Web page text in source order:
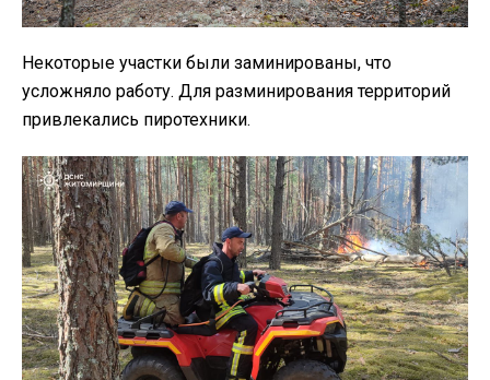
Некоторые участки были заминированы, что
усложняло работу. Для разминирования территорий
привлекались пиротехники.